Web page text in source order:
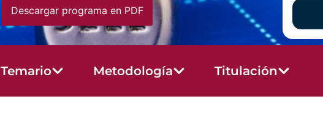
Descargar programa en PDF
Temario Metodología Titulación